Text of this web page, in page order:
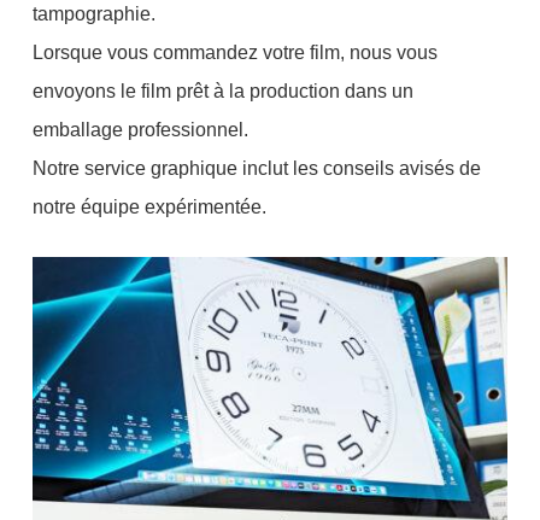
tampographie.
Lorsque vous commandez votre film, nous vous
envoyons le film prêt à la production dans un
emballage professionnel.
Notre service graphique inclut les conseils avisés de
notre équipe expérimentée.